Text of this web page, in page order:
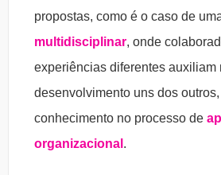
propostas, como é o caso de
multidisciplinar, onde
experiências diferentes auxiliam
desenvolvimento uns dos
conhecimento no processo de
organizacional .